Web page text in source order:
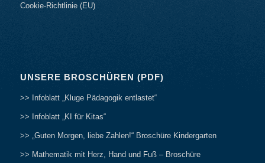
Cookie-Richtlinie (EU)
UNSERE BROSCHÜREN (PDF)
>> Infoblatt „Kluge Pädagogik entlastet“
>> Infoblatt „KI für Kitas“
>> „Guten Morgen, liebe Zahlen!“ Broschüre Kindergarten
>> Mathematik mit Herz, Hand und Fuß – Broschüre